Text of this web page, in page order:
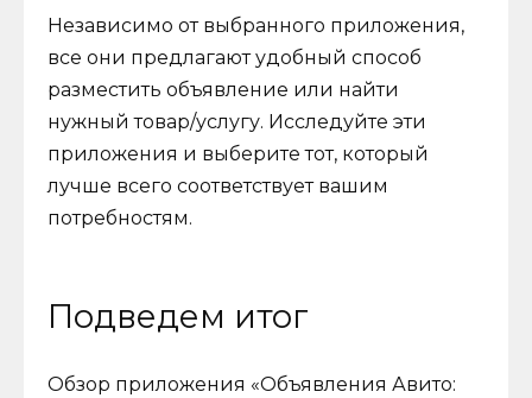
Независимо от выбранного приложения,
все они предлагают удобный способ
разместить объявление или найти
нужный товар/услугу. Исследуйте эти
приложения и выберите тот, который
лучше всего соответствует вашим
потребностям.
Подведем итог
Обзор приложения «Объявления Авито: